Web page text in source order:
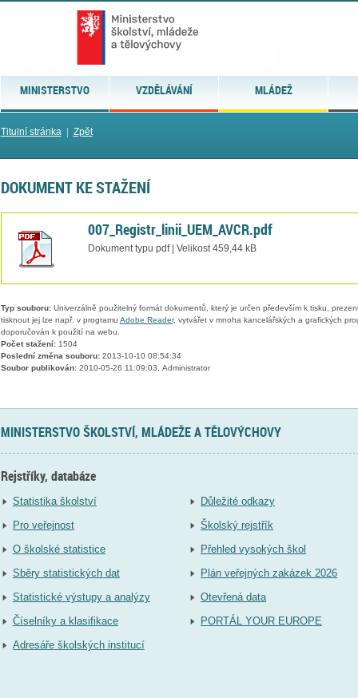
MINISTERSTVO VZDĚLÁVÁNÍ MLÁDEŽ
Titulní stránka| Zpět
DOKUMENT KE STAŽENÍ
007_Registr_linii_UEM_AVCR.pdf
Dokument typu pdf | Velikost 459,44 kB
Typ souboru:Univerzálně použitelný formát dokumentů, který je určen především k tisku,
tisknout jej lze např. v programu Adobe Reader, vytvářet v mnoha kancelářských a grafických
doporučován k použití na webu.
Počet stažení:1504
Poslední změna souboru:2013-10-10 08:54:34
Soubor publikován:2010-05-26 11:09:03, Administrator
MINISTERSTVO ŠKOLSTVÍ, MLÁDEŽE A TĚLOVÝCHOVY
Rejstříky, databáze
Statistika školství
Pro veřejnost
O školské statistice
Sběry statistických dat
Statistické výstupy a analýzy
Číselníky a klasifikace
Adresáře školských institucí
Důležité odkazy
Školský rejstřík
Přehled vysokých škol
Plán veřejných zakázek 2026
Otevřená data
PORTÁL YOUR EUROPE